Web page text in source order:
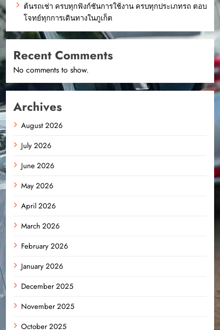
ต้นรถเช่า ครบทุกฟังก์ชันการใช้งาน ครบทุกประเภทรถ ตอบ
โจทย์ทุกการเดินทางในภูเก็ต
Recent Comments
No comments to show.
Archives
August 2026
July 2026
June 2026
May 2026
April 2026
March 2026
February 2026
January 2026
December 2025
November 2025
October 2025